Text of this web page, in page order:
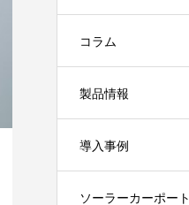
コラム
製品情報
導入事例
ソーラーカーポート